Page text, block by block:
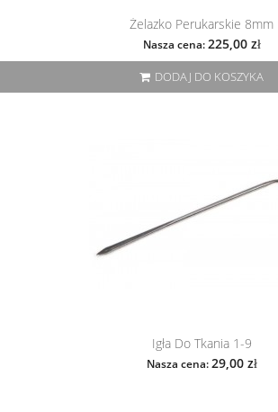
Żelazko Perukarskie 8mm
Nasza cena: 225,00 zł
DODAJ DO KOSZYKA
Igła Do Tkania 1-9
Nasza cena: 29,00 zł